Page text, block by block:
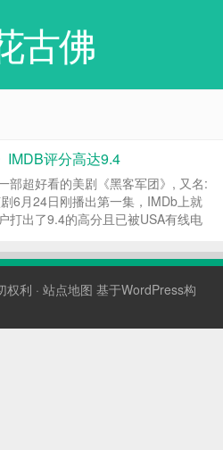
古佛
IMDB评分高达9.4
部超好看的美剧《黑客军团》, 又名:
6月24日刚播出第一集，IMDb上就
打出了9.4的高分且已被USA有线电
:
权利 · 站点地图 基于WordPress构